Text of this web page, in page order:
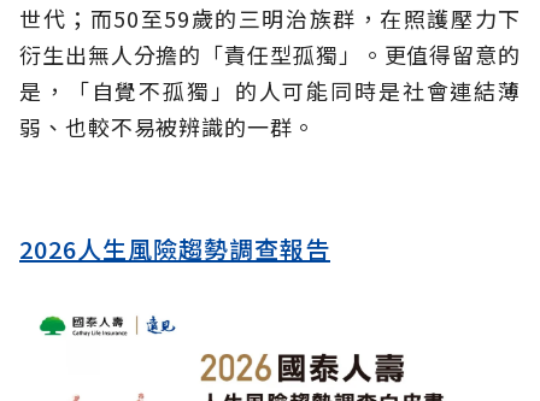
世代；而50至59歲的三明治族群，在照護壓力下
衍生出無人分擔的「責任型孤獨」。更值得留意的
是，「自覺不孤獨」的人可能同時是社會連結薄
弱、也較不易被辨識的一群。
2026人生風險趨勢調查報告